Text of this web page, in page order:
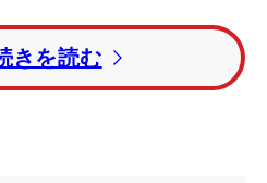
を果たした本大会だが、今
の910万ドル（約14億7700
は13万6500ドル（約2億
きを読む